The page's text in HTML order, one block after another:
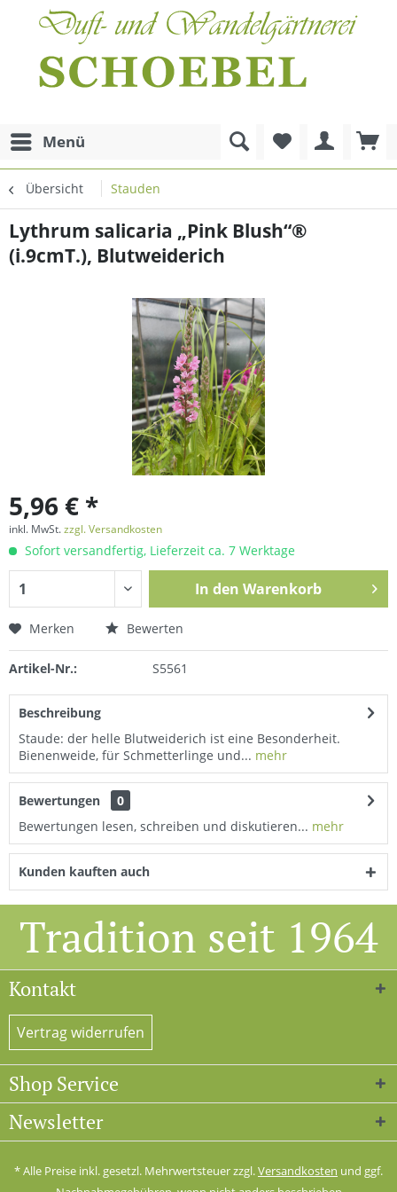
Menü
Übersicht Stauden
Lythrum salicaria „Pink Blush“®
(i.9cmT.), Blutweiderich
5,96 € *
inkl. MwSt.zzgl. Versandkosten
Sofort versandfertig, Lieferzeit ca. 7 Werktage
In den Warenkorb
Merken Bewerten
Artikel-Nr.: S5561
Beschreibung
Staude: der helle Blutweiderich ist eine Besonderheit.
Bienenweide, für Schmetterlinge und... mehr
Bewertungen
0
Bewertungen lesen, schreiben und diskutieren... mehr
Kunden kauften auch
Tradition seit 1964
Kontakt
Vertrag widerrufen
Shop Service
Newsletter
* Alle Preise inkl. gesetzl. Mehrwertsteuer zzgl.Versandkosten und ggf.